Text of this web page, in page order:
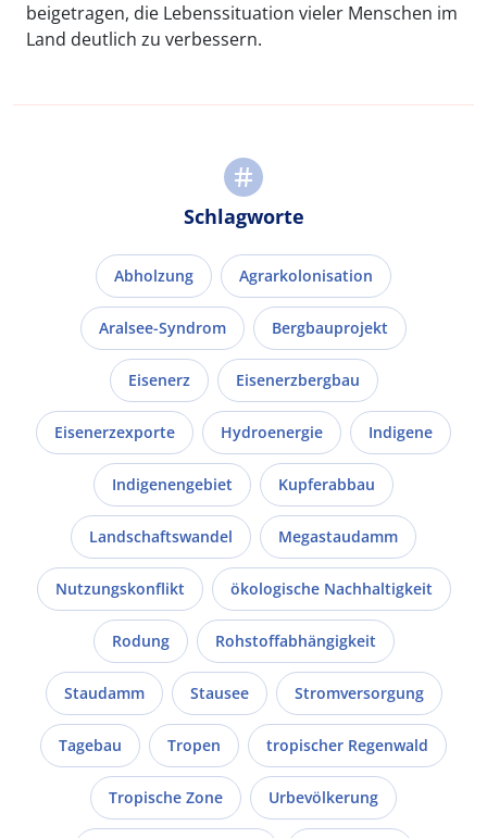
beigetragen, die Lebenssituation vieler Menschen im
Land deutlich zu verbessern.
Schlagworte
Abholzung Agrarkolonisation
Aralsee-Syndrom Bergbauprojekt
Eisenerz Eisenerzbergbau
Eisenerzexporte Hydroenergie Indigene
Indigenengebiet Kupferabbau
Landschaftswandel Megastaudamm
Nutzungskonflikt ökologische Nachhaltigkeit
Rodung Rohstoffabhängigkeit
Staudamm Stausee Stromversorgung
Tagebau Tropen tropischer Regenwald
Tropische Zone Urbevölkerung